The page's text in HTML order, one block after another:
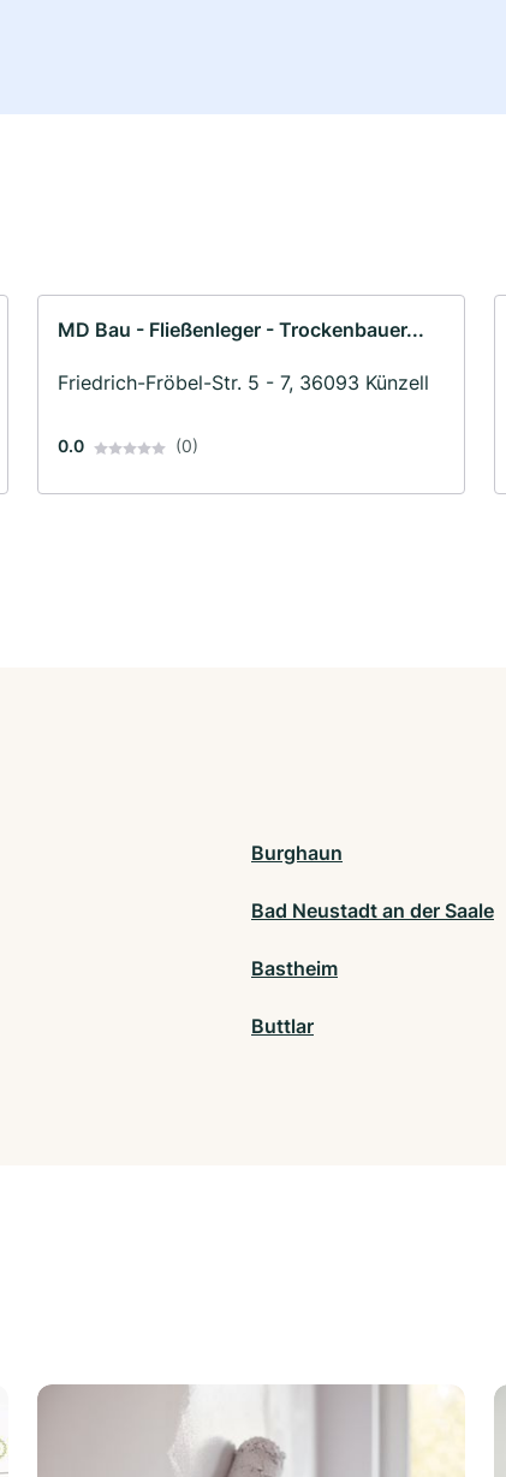
MD Bau - Fließenleger - Trockenbauer...
Friedrich-Fröbel-Str. 5 - 7, 36093 Künzell
0.0 (0)
Burghaun
Bad Neustadt an der Saale
Bastheim
Buttlar